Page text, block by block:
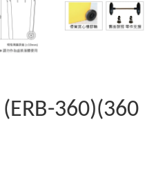
360)(360